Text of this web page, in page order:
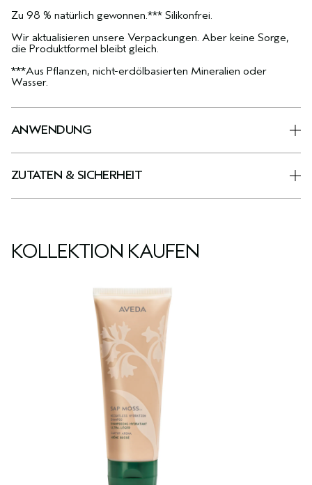
Zu 98 % natürlich gewonnen.*** Silikonfrei.
Wir aktualisieren unsere Verpackungen. Aber keine Sorge,
die Produktformel bleibt gleich.
***Aus Pflanzen, nicht-erdölbasierten Mineralien oder
Wasser.
ANWENDUNG
ZUTATEN & SICHERHEIT
KOLLEKTION KAUFEN